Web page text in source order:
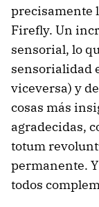
precisamente
Firefly. Un
sensorial, lo
sensorialidad
viceversa) y
cosas más
agradecidas,
totum
permanente.
todos